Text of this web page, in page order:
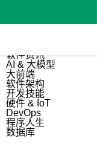
软件资讯
AI & 大模型
大前端
软件架构
开发技能
硬件 & IoT
DevOps
程序人生
数据库